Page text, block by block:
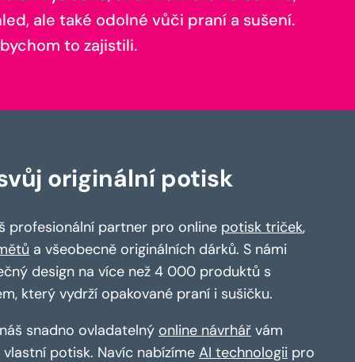
ale také odolné vůči praní a sušení.
to zajistili.
originální potisk
profesionální partner pro online potisk triček,
a všeobecně originálních dárků. S námi
design na více než 4 000 produktů s
který vydrží opakované praní i sušičku.
snadno ovladatelný online návrhář vám
potisk. Navíc nabízíme AI technologii pro